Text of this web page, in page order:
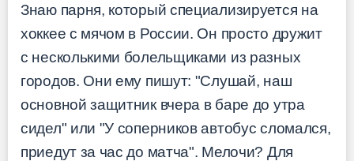
Знаю парня, который специализируется на
хоккее с мячом в России. Он просто дружит
с несколькими болельщиками из разных
городов. Они ему пишут: "Слушай, наш
основной защитник вчера в баре до утра
сидел" или "У соперников автобус сломался,
приедут за час до матча". Мелочи? Для